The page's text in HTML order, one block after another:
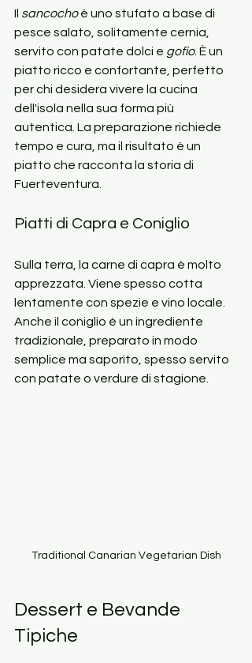
Il sancocho è uno stufato a base di
pesce salato, solitamente cernia,
servito con patate dolci e gofio. È un
piatto ricco e confortante, perfetto
per chi desidera vivere la cucina
dell'isola nella sua forma più
autentica. La preparazione richiede
tempo e cura, ma il risultato è un
piatto che racconta la storia di
Fuerteventura.
Piatti di Capra e Coniglio
Sulla terra, la carne di capra è molto
apprezzata. Viene spesso cotta
lentamente con spezie e vino locale.
Anche il coniglio è un ingrediente
tradizionale, preparato in modo
semplice ma saporito, spesso servito
con patate o verdure di stagione.
Traditional Canarian Vegetarian Dish
Dessert e Bevande
Tipiche